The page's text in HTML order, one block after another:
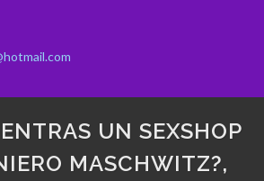
UN SEXSHOP
MASCHWITZ?,